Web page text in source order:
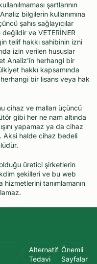
şartlarının
bilgilerin kullanımına
şahıs sağlayıcılar
ve VETERİNER
telif hakkı sahibinin izni
izin verilen hususlar
Analiz’in herhangi bir
hakkı kapsamında
bir lisans veya hak
cihaz ve malları üçüncü
gibi her ne nam altında
yapamaz ya da cihaz
Aksi halde cihaz bedeli
üretici şirketlerin
şekilleri ve bu web
tanımlamanın
Alternatif
Tedavi
Önemli
Sayfalar